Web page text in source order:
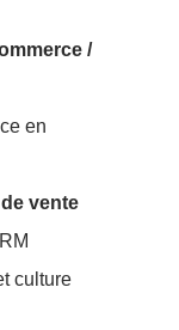
/
en
vente
culture